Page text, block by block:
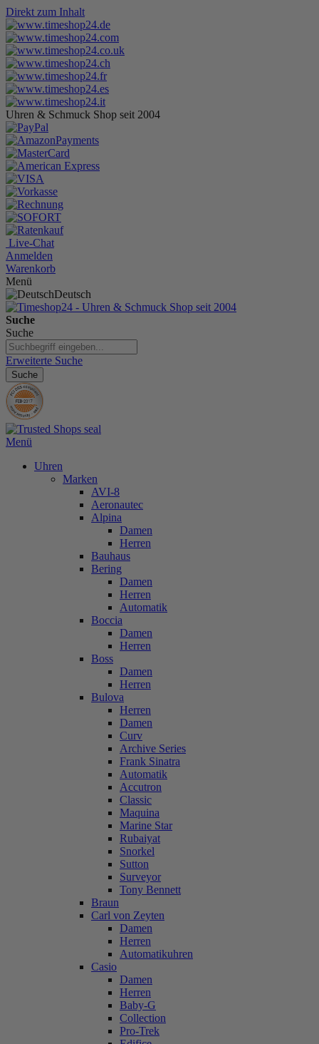
Direkt zum Inhalt
Uhren & Schmuck Shop seit 2004
Live-Chat
Anmelden
Warenkorb
Menü
Deutsch
Suche
Suche
Erweiterte Suche
Suche
Menü
Uhren
Marken
AVI-8
Aeronautec
Alpina
Damen
Herren
Bauhaus
Bering
Damen
Herren
Automatik
Boccia
Damen
Herren
Boss
Damen
Herren
Bulova
Herren
Damen
Curv
Archive Series
Frank Sinatra
Automatik
Accutron
Classic
Maquina
Marine Star
Rubaiyat
Snorkel
Sutton
Surveyor
Tony Bennett
Braun
Carl von Zeyten
Damen
Herren
Automatikuhren
Casio
Damen
Herren
Baby-G
Collection
Pro-Trek